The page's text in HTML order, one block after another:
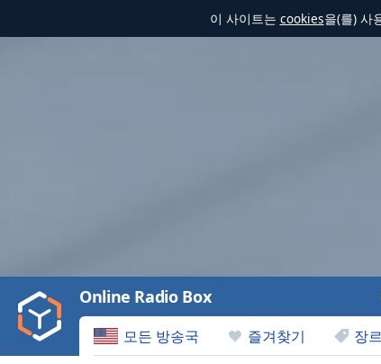
이 사이트는 cookies을(를) 사
Video
Play
Backward
Skip
모든 방송국 즐겨찾기 장르
Online Radio Box